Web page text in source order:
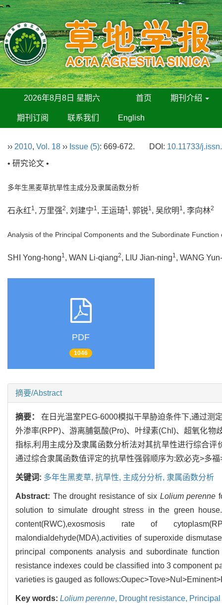
2026年8月8日 星期六 首页 期刊介绍
期刊订阅 联系我们 English
›› 2010, Vol. 18 ›› Issue (5): 669-672. DOI: 10.11733/
• 研究论文 •
多年生黑麦草抗旱性主成分及隶属函数分析
石永红1, 万里强2, 刘建宁1, 王运琦1, 郭锐1, 吴欣明 1, 李向林2
Analysis of the Principal Components and the Subordinate
SHI Yong-hong1, WAN Li-qiang2, LIU Jian-ning1, WANG
PDF
1046
摘要/Abstract
摘要： 在日光温室PEG-6000模拟干旱胁迫条件下,通过测
外渗率(RPP)、游离脯氨酸(Pro)、叶绿素(Chl)、超氧化物
指标,利用主成分及隶属函数分析法对其抗旱性进行综合
通过综合隶属函数值评定的抗旱性强弱顺序为:欧必克>多
关键词: 多年生黑麦草, 抗旱性, 主成分分析, 隶属函数分析
Abstract: The drought resistance of six Lolium perenne
solution to simulate drought stress in the green
content(RWC),exosmosis rate of
malondialdehyde(MDA),activities of superoxide
principal components analysis and subordinate
resistance indexes could be classified into 3 component
varieties is gauged as
Key words: Lolium perenne, Drought resistance,